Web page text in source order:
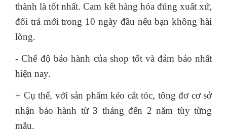
thành là tốt nhất. Cam kết hàng hóa đúng xuất xứ,
đổi trả mới trong 10 ngày đầu nếu bạn không hài
lòng.
- Chế độ bảo hành của shop tốt và đảm bảo nhất
hiện nay.
+ Cụ thể, với sản phẩm kéo cắt tóc, tông đơ cơ sở
nhận bảo hành từ 3 tháng đến 2 năm tùy từng
mẫu.